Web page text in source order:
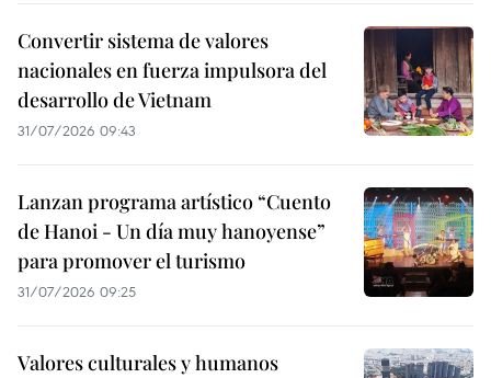
Convertir sistema de valores
nacionales en fuerza impulsora del
desarrollo de Vietnam
31/07/2026 09:43
Lanzan programa artístico “Cuento
de Hanoi - Un día muy hanoyense”
para promover el turismo
31/07/2026 09:25
Valores culturales y humanos